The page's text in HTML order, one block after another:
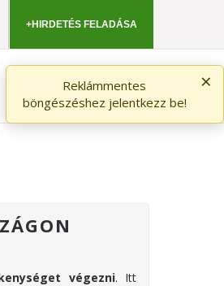
+HIRDETÉS FELADÁSA
végezni. Itt
Reklámmentes
böngészéshez jelentkezz be!
×